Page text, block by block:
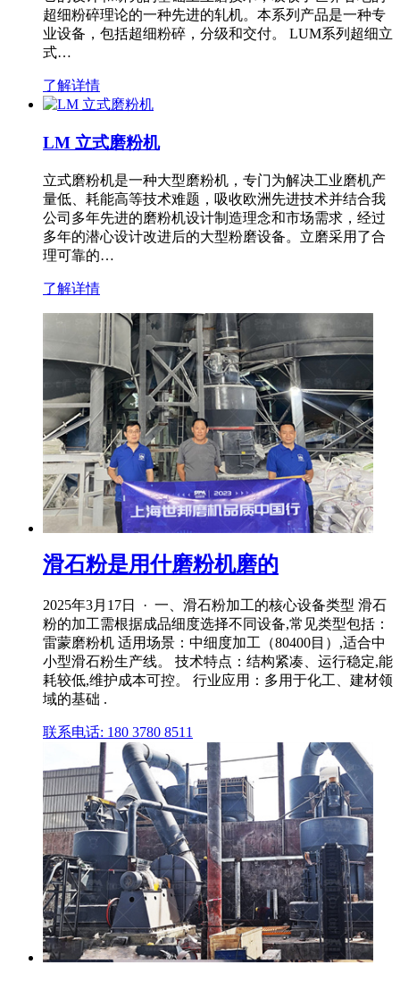
超细粉碎理论的一种先进的轧机。本系列产品是一种专
业设备，包括超细粉碎，分级和交付。 LUM系列超细立
式…
了解详情
LM 立式磨粉机
立式磨粉机是一种大型磨粉机，专门为解决工业磨机产
量低、耗能高等技术难题，吸收欧洲先进技术并结合我
公司多年先进的磨粉机设计制造理念和市场需求，经过
多年的潜心设计改进后的大型粉磨设备。立磨采用了合
理可靠的…
了解详情
滑石粉是用什磨粉机磨的
2025年3月17日 · 一、滑石粉加工的核心设备类型 滑石
粉的加工需根据成品细度选择不同设备,常见类型包括：
雷蒙磨粉机 适用场景：中细度加工（80400目）,适合中
小型滑石粉生产线。 技术特点：结构紧凑、运行稳定,能
耗较低,维护成本可控。 行业应用：多用于化工、建材领
域的基础 .
联系电话: 180 3780 8511